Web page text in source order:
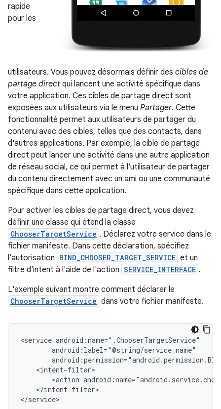
rapide
pour les
utilisateurs. Vous pouvez désormais définir des cibles de
partage direct qui lancent une activité spécifique dans
votre application. Ces cibles de partage direct sont
exposées aux utilisateurs via le menu Partager. Cette
fonctionnalité permet aux utilisateurs de partager du
contenu avec des cibles, telles que des contacts, dans
d'autres applications. Par exemple, la cible de partage
direct peut lancer une activité dans une autre application
de réseau social, ce qui permet à l'utilisateur de partager
du contenu directement avec un ami ou une communauté
spécifique dans cette application.
Pour activer les cibles de partage direct, vous devez
définir une classe qui étend la classe
ChooserTargetService . Déclarez votre service dans le
fichier manifeste. Dans cette déclaration, spécifiez
l'autorisation BIND_CHOOSER_TARGET_SERVICE et un
filtre d'intent à l'aide de l'action SERVICE_INTERFACE .
L'exemple suivant montre comment déclarer le
ChooserTargetService dans votre fichier manifeste.
<service
<action
</intent-filter>
</service>